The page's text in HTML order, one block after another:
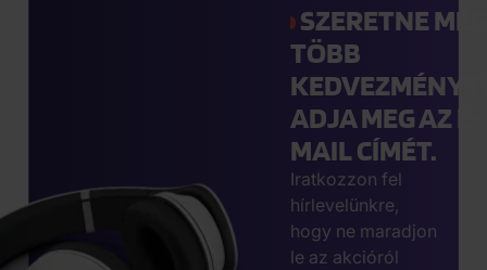
SZERETNE MÉG
TÖBB
ADJA MEG AZ E-
MAIL CÍMÉT.
Iratkozzon fel
hírlevelünkre,
hogy ne maradjon
le az akcióról